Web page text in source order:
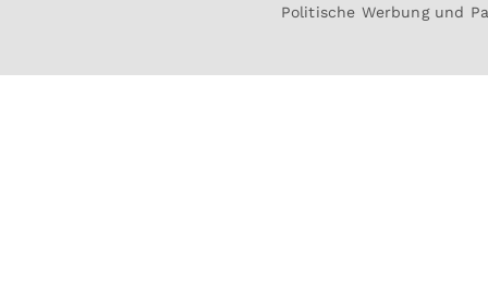
Politische Werbung und